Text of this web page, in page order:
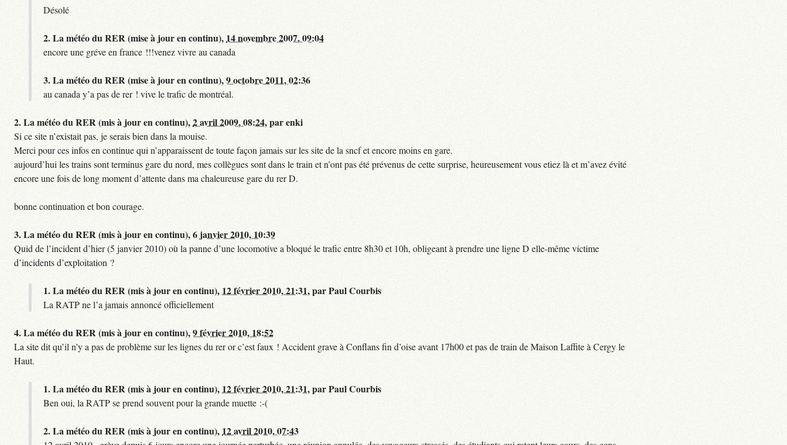
Désolé
2.La météo du RER (mise à jour en continu), 14 novembre 2007, 09:04
encore une gréve en france !!!venez vivre au canada
3.La météo du RER (mise à jour en continu),9 octobre 2011, 02:36
au canada y’a pas de rer ! vive le trafic de montréal.
2.La météo du RER (mis à jour en continu),2 avril 2009, 08:24,parenki
Si ce site n’existait pas, je serais bien dans la mouise.
Merci pour ces infos en continue qui n’apparaissent de toute façon jamais sur les site de la sncf et encore moins en gare.
aujourd’hui les trains sont terminus gare du nord, mes collègues sont dans le train et n’ont pas été prévenus de cette surprise, heureusement vous etiez là et m’avez évité
encore une fois de long moment d’attente dans ma chaleureuse gare du rer D.
bonne continuation et bon courage.
3.La météo du RER (mis à jour en continu),6 janvier 2010, 10:39
Quid de l’incident d’hier (5 janvier 2010) où la panne d’une locomotive a bloqué le trafic entre 8h30 et 10h, obligeant à prendre une ligne D elle-même victime
d’incidents d’exploitation ?
1.La météo du RER (mis à jour en continu), 12 février 2010, 21:31,parPaul Courbis
La RATP ne l’a jamais annoncé officiellement
4.La météo du RER (mis à jour en continu),9 février 2010, 18:52
La site dit qu’il n’y a pas de problème sur les lignes du rer or c’est faux ! Accident grave à Conflans fin d’oise avant 17h00 et pas de train de Maison Laffite à Cergy le
Haut.
1.La météo du RER (mis à jour en continu), 12 février 2010, 21:31,parPaul Courbis
Ben oui, la RATP se prend souvent pour la grande muette :-(
2.La météo du RER (mis à jour en continu), 12 avril 2010, 07:43